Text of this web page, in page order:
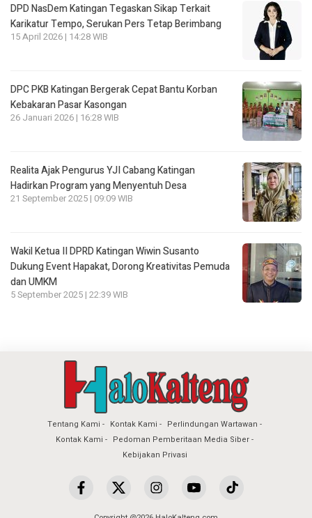
DPD NasDem Katingan Tegaskan Sikap Terkait
Karikatur Tempo, Serukan Pers Tetap Berimbang
15 April 2026 | 14:28 WIB
DPC PKB Katingan Bergerak Cepat Bantu Korban
Kebakaran Pasar Kasongan
26 Januari 2026 | 16:28 WIB
Realita Ajak Pengurus YJI Cabang Katingan
Hadirkan Program yang Menyentuh Desa
21 September 2025 | 09:09 WIB
Wakil Ketua II DPRD Katingan Wiwin Susanto
Dukung Event Hapakat, Dorong Kreativitas Pemuda
dan UMKM
5 September 2025 | 22:39 WIB
Tentang Kami Kontak Kami
Perlindungan Wartawan
Kontak Kami
Pedoman Pemberitaan Media Siber
Kebijakan Privasi